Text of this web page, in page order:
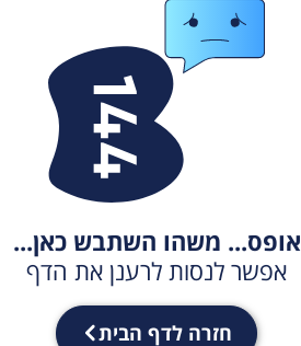
אופס... משהו השתבש כאן...
אפשר לנסות לרענן את הדף
חזרה לדף הבית